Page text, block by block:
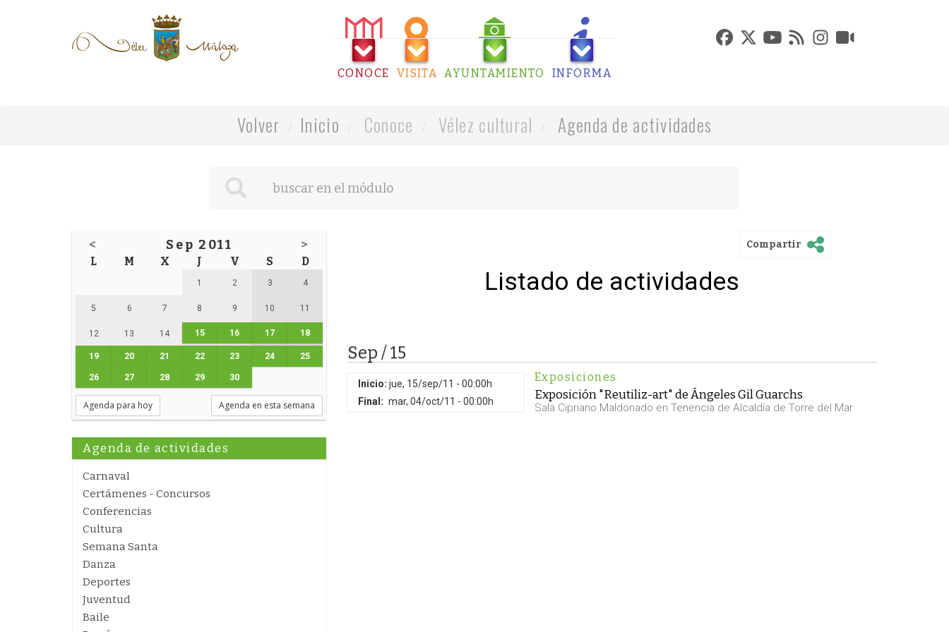
CONOCE VISITA AYUNTAMIENTO INFORMA
Volver Inicio Conoce Vélez cultural Agenda de actividades
< Sep 2011 >
L M X J V S D
1 2 3 4
5 6 7 8 9 10 11
12 13 14 15 16 17 18
19 20 21 22 23 24 25
26 27 28 29 30
Agenda para hoy Agenda en esta semana
Agenda de actividades
Carnaval
Certámenes - Concursos
Conferencias
Cultura
Semana Santa
Danza
Deportes
Juventud
Baile
Compartir
Listado de actividades
Sep / 15
Inicio: jue, 15/sep/11 - 00:00h
Final: mar, 04/oct/11 - 00:00h
Exposiciones
Exposición "Reutiliz-art" de Ángeles Gil Guarchs
Sala Cipriano Maldonado en Tenencia de Alcaldía de Torre del Mar